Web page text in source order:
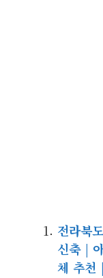
전라북
신축 |
체 추천